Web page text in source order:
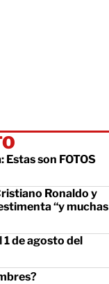
Estas son FOTOS
Ronaldo y
“y muchas
de agosto del